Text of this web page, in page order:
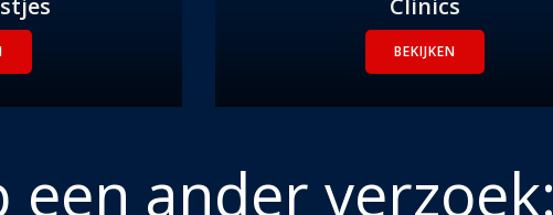
Clinics
BEKIJKEN
een ander verzoek: